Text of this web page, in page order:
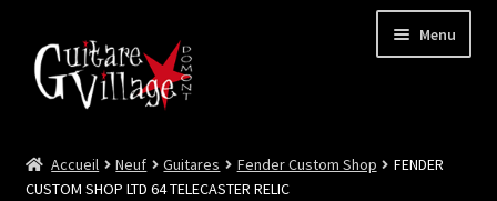
Menu
Neuf
Accueil Neuf Guitares Fender Custom Shop
FENDER
CUSTOM SHOP LTD 64 TELECASTER RELIC